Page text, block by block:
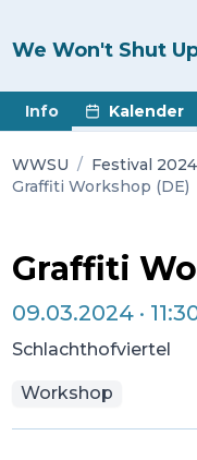
We Won't Shut
Info Kalender
WWSU / Festival 2024
Graffiti Workshop (DE)
Graffiti
09.03.2024 ·
Schlachthofviertel
Workshop